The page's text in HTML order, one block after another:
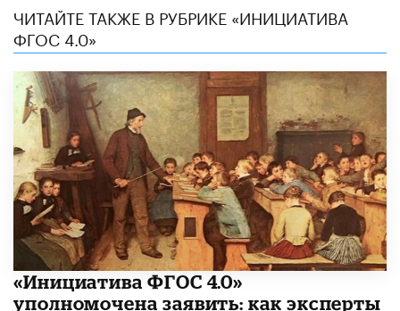
ЧИТАЙТЕ ТАКЖЕ В РУБРИКЕ «ИНИЦИАТИВА
ФГОС 4.0»
«Инициатива ФГОС 4.0»
уполномочена заявить: как эксперты